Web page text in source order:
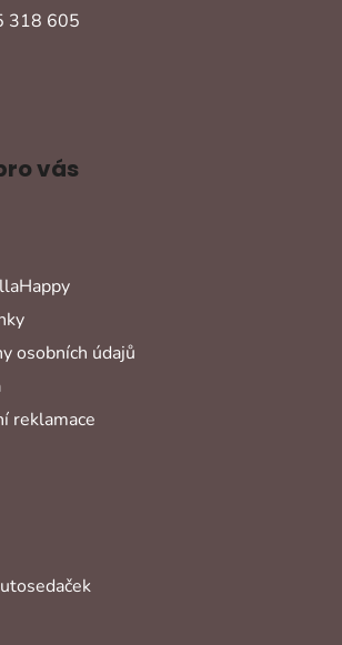
318 605
vás
osobních údajů
reklamace